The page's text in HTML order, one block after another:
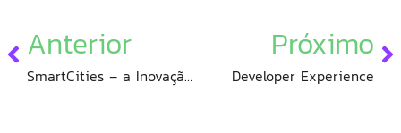
Anterior
SmartCities – a Inovação na Urbanização
Próximo
Developer Experience